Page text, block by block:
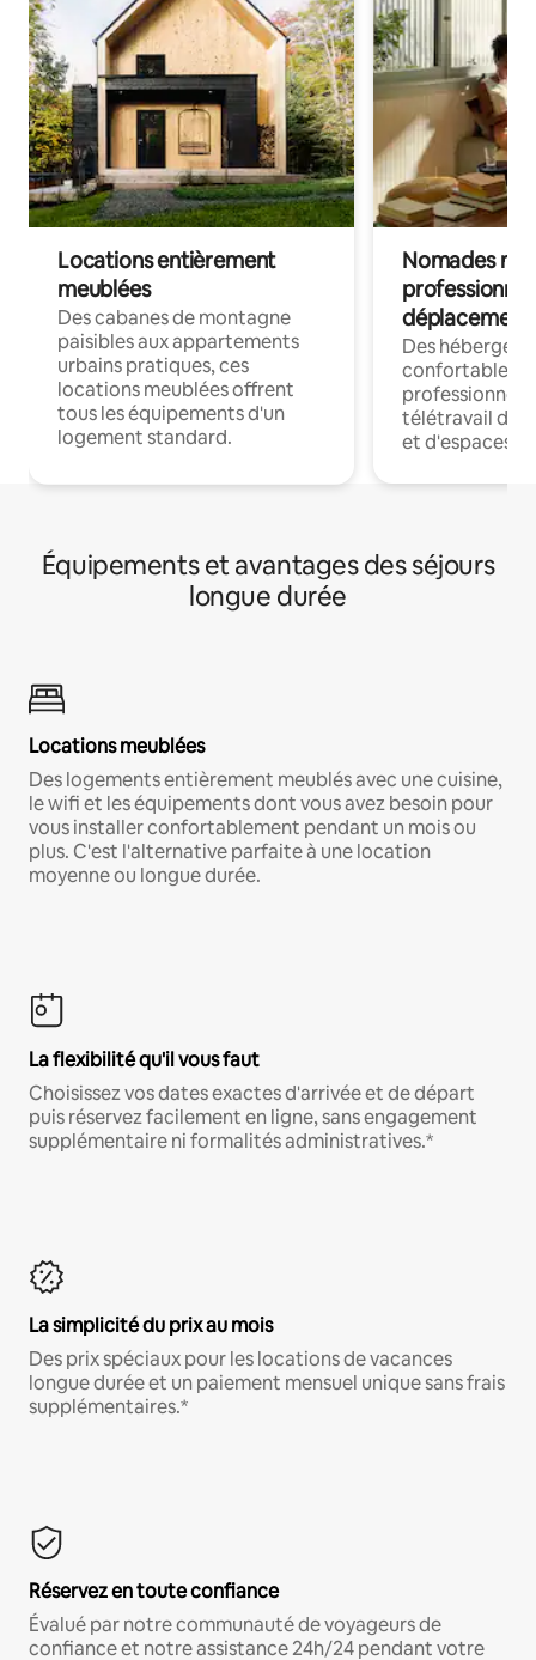
Locations entièrement
meublées
Des cabanes de montagne
paisibles aux appartements
urbains pratiques, ces
locations meublées offrent
tous les équipements d'un
logement standard.
Nomades
déplacement
Des
confortables
professionnels
télétravail
et d'espaces
Équipements et avantages des séjours
longue durée
Locations meublées
Des logements entièrement meublés avec une cuisine,
le wifi et les équipements dont vous avez besoin pour
vous installer confortablement pendant un mois ou
plus. C'est l'alternative parfaite à une location
moyenne ou longue durée.
La flexibilité qu'il vous faut
Choisissez vos dates exactes d'arrivée et de départ
puis réservez facilement en ligne, sans engagement
supplémentaire ni formalités administratives.*
La simplicité du prix au mois
Des prix spéciaux pour les locations de vacances
longue durée et un paiement mensuel unique sans frais
supplémentaires.*
Réservez en toute confiance
Évalué par notre communauté de voyageurs de
confiance et notre assistance 24h/24 pendant votre